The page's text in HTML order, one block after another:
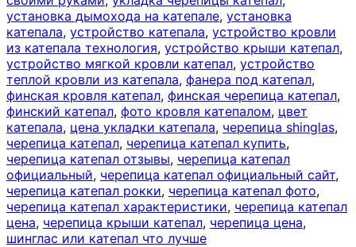
установка дымохода на катепале, установка
катепала, устройство катепала, устройство кровли
из катепала технология, устройство крыши катепал,
устройство мягкой кровли катепал, устройство
теплой кровли из катепала, фанера под катепал,
финская кровля катепал, финская черепица катепал,
финский катепал, фото кровля катепалом, цвет
катепала, цена укладки катепала, черепица shinglas,
черепица катепал, черепица катепал купить,
черепица катепал отзывы, черепица катепал
официальный, черепица катепал официальный сайт,
черепица катепал рокки, черепица катепал фото,
черепица катепал характеристики, черепица катепал
цена, черепица крыши катепал, черепица цена,
шинглас или катепал что лучше